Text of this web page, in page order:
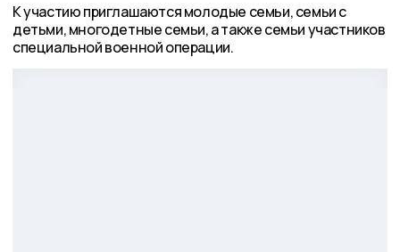
К участию приглашаются молодые семьи, семьи с
детьми, многодетные семьи, а также семьи участников
специальной военной операции.